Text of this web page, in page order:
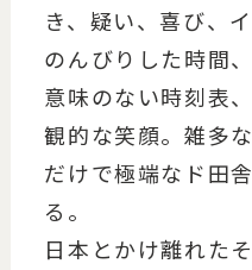
き、疑い、喜び、
のんびりした時間
意味のない時刻表
観的な笑顔。雑多
だけで極端なド田
る。
日本とかけ離れた